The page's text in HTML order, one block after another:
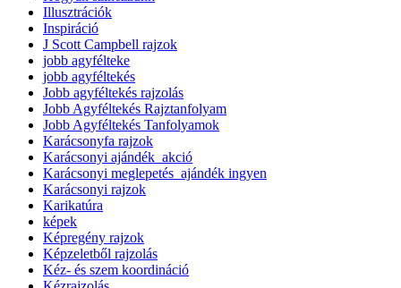
Illusztrációk
Inspiráció
J Scott Campbell rajzok
jobb agyfélteke
jobb agyféltekés
Jobb agyféltekés rajzolás
Jobb Agyféltekés Rajztanfolyam
Jobb Agyféltekés Tanfolyamok
Karácsonyfa rajzok
Karácsonyi ajándék_akció
Karácsonyi meglepetés_ajándék ingyen
Karácsonyi rajzok
Karikatúra
képek
Képregény rajzok
Képzeletből rajzolás
Kéz- és szem koordináció